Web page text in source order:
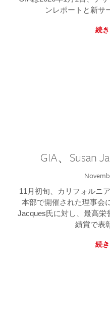
ンレポートと新サ
続
GIA、Susan
11月初旬、カリフォルニ
本部で開催された理事会
Jacques氏に対し、最高栄
績賞で表
続